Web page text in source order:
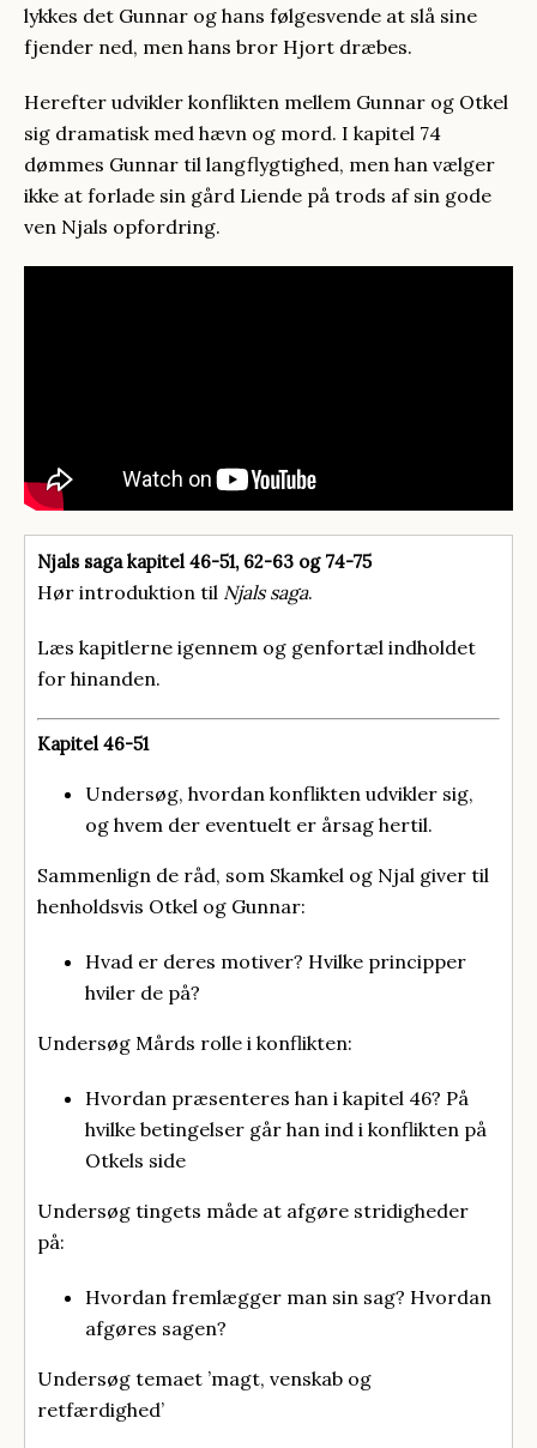
lykkes det Gunnar og hans følgesvende at slå sine
fjender ned, men hans bror Hjort dræbes.
Herefter udvikler konflikten mellem Gunnar og Otkel
sig dramatisk med hævn og mord. I kapitel 74
dømmes Gunnar til langflygtighed, men han vælger
ikke at forlade sin gård Liende på trods af sin gode
ven Njals opfordring.
Njals saga kapitel 46-51, 62-63 og 74-75
Hør introduktion til Njals saga.
Læs kapitlerne igennem og genfortæl indholdet
for hinanden.
Kapitel 46-51
Undersøg, hvordan konflikten udvikler sig,
og hvem der eventuelt er årsag hertil.
Sammenlign de råd, som Skamkel og Njal giver til
henholdsvis Otkel og Gunnar:
Hvad er deres motiver? Hvilke principper
hviler de på?
Undersøg Mårds rolle i konflikten:
Hvordan præsenteres han i kapitel 46? På
hvilke betingelser går han ind i konflikten på
Otkels side
Undersøg tingets måde at afgøre stridigheder
på:
Hvordan fremlægger man sin sag? Hvordan
afgøres sagen?
Undersøg temaet ’magt, venskab og
retfærdighed’